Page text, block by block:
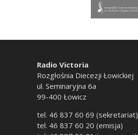
Radio Victoria
Rozgłośnia Diecezji Łowickiej
ul. Seminaryjna 6a
99-400 Łowicz
tel. 46 837 60 69 (sekretariat)
tel. 46 837 60 20 (emisja)